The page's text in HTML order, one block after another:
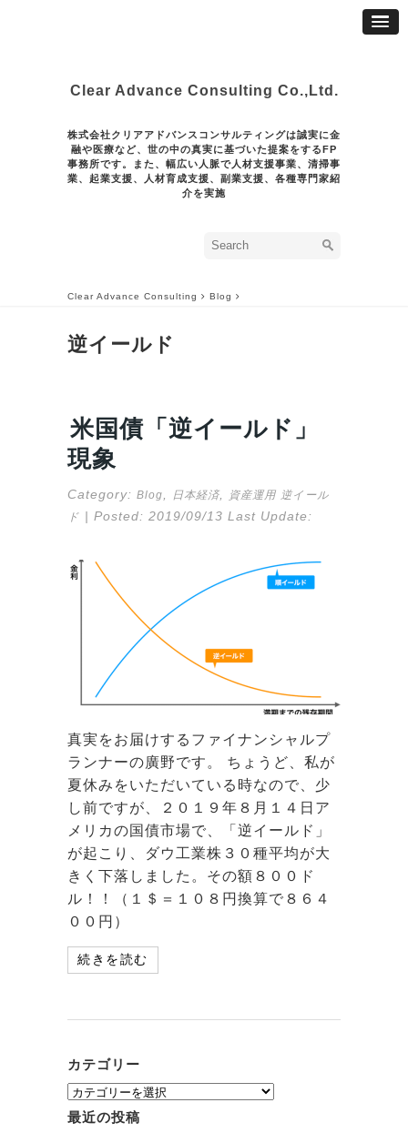
Clear Advance Consulting Co.,Ltd.
株式会社クリアアドバンスコンサルティングは誠実に金
融や医療など、世の中の真実に基づいた提案をするFP
事務所です。また、幅広い人脈で人材支援事業、清掃事
業、起業支援、人材育成支援、副業支援、各種専門家紹
介を実施
Clear Advance Consulting Blog
逆イールド
米国債「逆イールド」
現象
Category: Blog 日本経済 資産運用 逆イール
ド | Posted: 2019/09/13 Last Update:
真実をお届けするファイナンシャルプ
ランナーの廣野です。 ちょうど、私が
夏休みをいただいている時なので、少
し前ですが、２０１９年８月１４日ア
メリカの国債市場で、「逆イールド」
が起こり、ダウ工業株３０種平均が大
きく下落しました。その額８００ド
ル！！（１＄＝１０８円換算で８６４
００円）
続きを読む
カテゴリー
カ
テ
ゴ
最近の投稿